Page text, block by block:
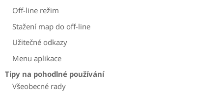
Off-line režim
Stažení map do off-line
Užitečné odkazy
Menu aplikace
Tipy na pohodlné používání
Všeobecné rady